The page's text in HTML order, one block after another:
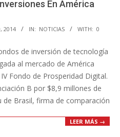
En América
2014 IN: NOTICIAS WITH: 0
de inversión de tecnología
al mercado de América
Fondo de Prosperidad Digital.
B por $8,9 millones de
de Brasil, firma de comparación
LEER MÁS →